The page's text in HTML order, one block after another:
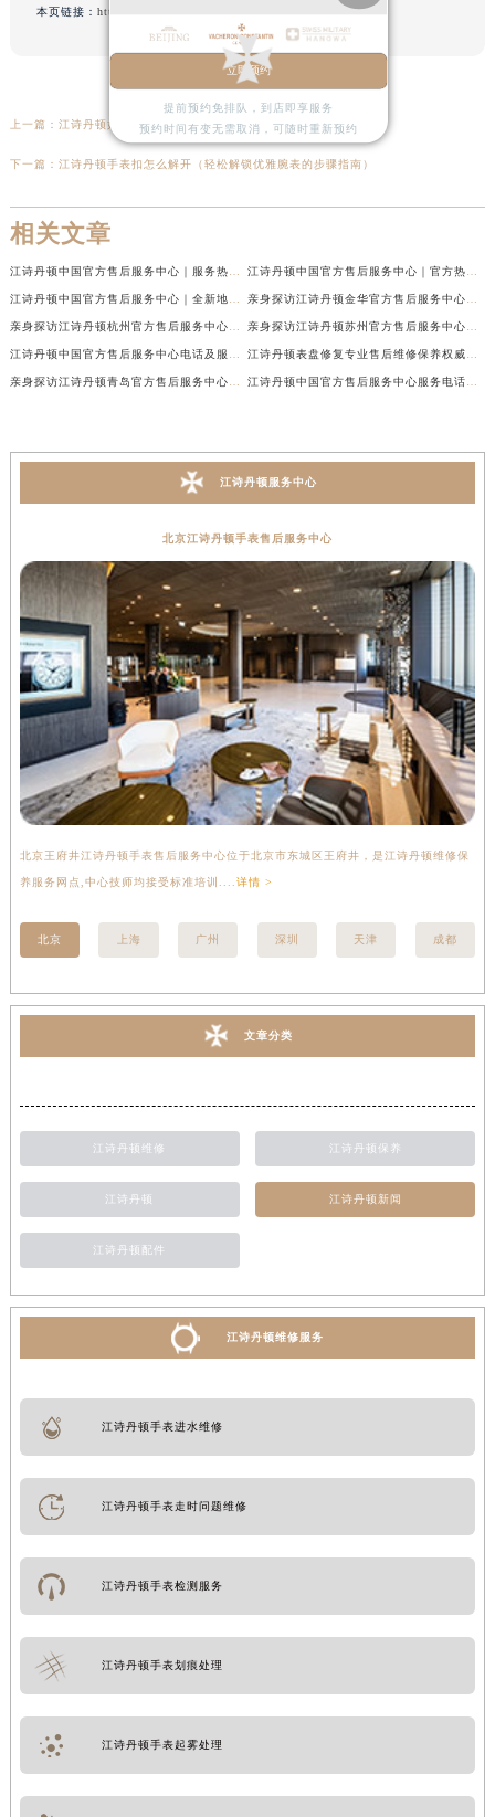
本页链接： http://www.vacehron.cn/problem/1077.html
上一篇： 江诗丹顿如何检验真假（辨别正品与仿品的技巧与注意事项）
下一篇： 江诗丹顿手表扣怎么解开（轻松解锁优雅腕表的步骤指南）
相关文章
江诗丹顿服务中心
北京江诗丹顿手表售后服务中心
北京王府井江诗丹顿手表售后服务中心位于北京市东城区王府井，是江诗丹顿维修保
养服务网点,中心技师均接受标准培训.... 详情 >
北京 上海 广州 深圳 天津 成都
文章分类
江诗丹顿维修 江诗丹顿保养
江诗丹顿 江诗丹顿新闻
江诗丹顿配件
江诗丹顿维修服务
江诗丹顿手表进水维修
江诗丹顿手表走时问题维修
江诗丹顿手表检测服务
江诗丹顿手表划痕处理
江诗丹顿手表起雾处理
立即预约
提前预约免排队，到店即享服务
预约时间有变无需取消，可随时重新预约